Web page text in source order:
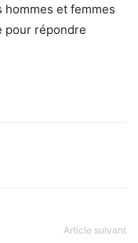
hommes et femmes
pour répondre
Article suivant